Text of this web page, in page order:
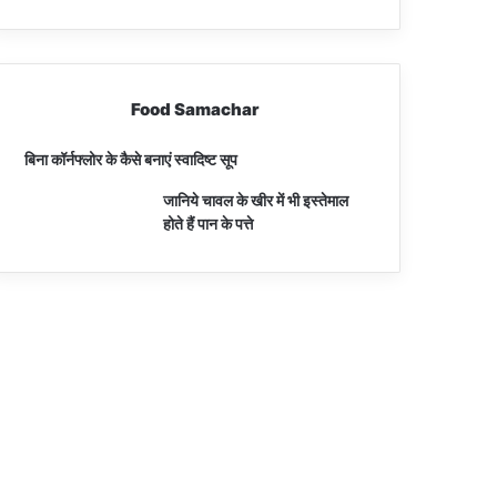
Food Samachar
बिना कॉर्नफ्लोर के कैसे बनाएं स्वादिष्ट सूप
जानिये चावल के खीर में भी इस्तेमाल
होते हैं पान के पत्ते